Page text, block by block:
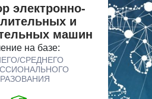
электронно-
и
машин
на базе:
СРЕДНЕГО